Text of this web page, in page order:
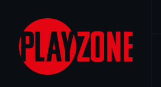
hlavnímu
obsahu